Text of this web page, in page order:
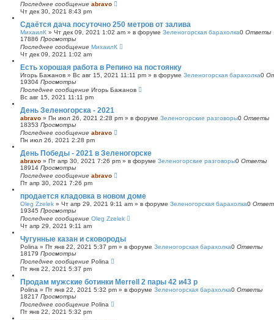
Последнее сообщение abravo
Чт дек 30, 2021 8:43 pm
Сдаётся дача посуточно 250 метров от залива
МихаилК » Чт дек 09, 2021 1:02 am » в форуме Зеленогорская барахолка0 Ответы
17886 Просмотры
Последнее сообщение МихаилК
Чт дек 09, 2021 1:02 am
Есть хорошая работа в Репино на постоянку
Игорь Бажанов » Вс авг 15, 2021 11:11 pm » в форуме Зеленогорская барахолка0
19304 Просмотры
Последнее сообщение Игорь Бажанов
Вс авг 15, 2021 11:11 pm
День Зеленогорска - 2021
abravo » Пн июл 26, 2021 2:28 pm » в форуме Зеленогорские разговоры0 Ответы
18353 Просмотры
Последнее сообщение abravo
Пн июл 26, 2021 2:28 pm
День Победы - 2021 в Зеленогорске
abravo » Пт апр 30, 2021 7:26 pm » в форуме Зеленогорские разговоры0 Ответы
18914 Просмотры
Последнее сообщение abravo
Пт апр 30, 2021 7:26 pm
продается кладовка в новом доме
Oleg Zzelek » Чт апр 29, 2021 9:11 am » в форуме Зеленогорская барахолка0
19345 Просмотры
Последнее сообщение Oleg Zzelek
Чт апр 29, 2021 9:11 am
Чугунные казан и сковороды
Polina » Пт янв 22, 2021 5:37 pm » в форуме Зеленогорская барахолка0 Ответы
18179 Просмотры
Последнее сообщение Polina
Пт янв 22, 2021 5:37 pm
Продам мужские ботинки Merrell 2 пары 42 и43 р
Polina » Пт янв 22, 2021 5:32 pm » в форуме Зеленогорская барахолка0 Ответы
18217 Просмотры
Последнее сообщение Polina
Пт янв 22, 2021 5:32 pm